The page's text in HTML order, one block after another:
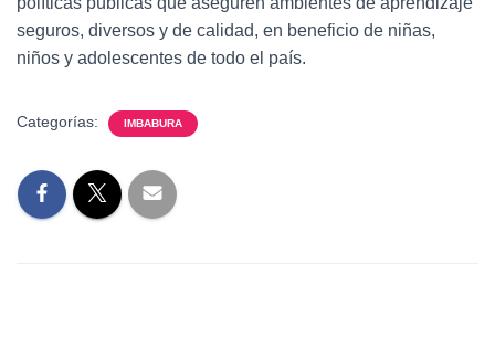
seguros, diversos y de calidad, en beneficio de niñas,
niños y adolescentes de todo el país.
Categorías: IMBABURA